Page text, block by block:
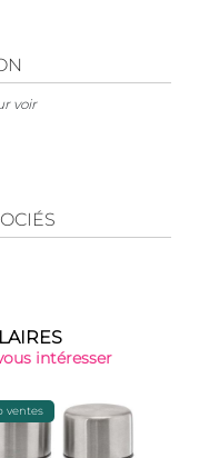
voir
intéresser
ventes